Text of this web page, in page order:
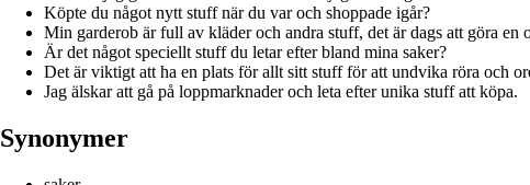
Köpte du något nytt stuff när du var och shoppade igår?
Min garderob är full av kläder och andra stuff, det är dags att göra en
Är det något speciellt stuff du letar efter bland mina saker?
Det är viktigt att ha en plats för allt sitt stuff för att undvika röra och
Jag älskar att gå på loppmarknader och leta efter unika stuff att köpa.
Synonymer